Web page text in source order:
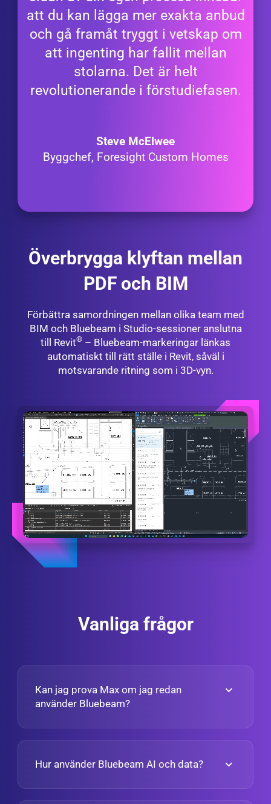
att du kan lägga mer exakta anbud
och gå framåt tryggt i vetskap om
att ingenting har fallit mellan
stolarna. Det är helt
revolutionerande i förstudiefasen.
Steve McElwee
Byggchef, Foresight Custom Homes
Överbrygga klyftan mellan
PDF och BIM
Förbättra samordningen mellan olika team med
BIM och Bluebeam i Studio-sessioner anslutna
till Revit® – Bluebeam-markeringar länkas
automatiskt till rätt ställe i Revit, såväl i
motsvarande ritning som i 3D-vyn.
Vanliga frågor
Kan jag prova Max om jag redan
använder Bluebeam?
Hur använder Bluebeam AI och data?